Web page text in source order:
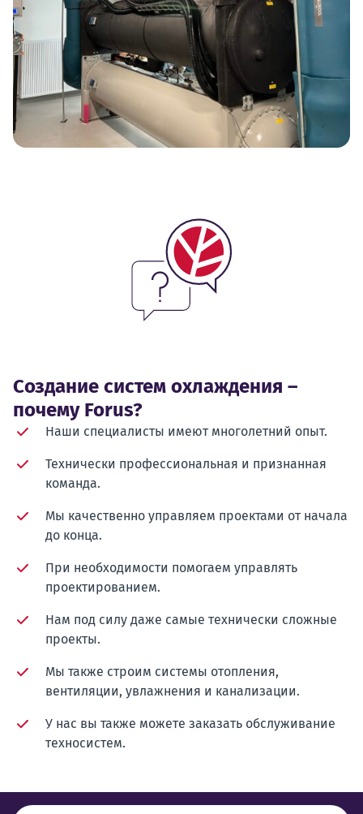
Создание систем охлаждения –
почему Forus?
Наши специалисты имеют многолетний опыт.
Технически профессиональная и признанная
команда.
Мы качественно управляем проектами от начала
до конца.
При необходимости помогаем управлять
проектированием.
Нам под силу даже самые технически сложные
проекты.
Мы также строим системы отопления,
вентиляции, увлажнения и канализации.
У нас вы также можете заказать обслуживание
техносистем.